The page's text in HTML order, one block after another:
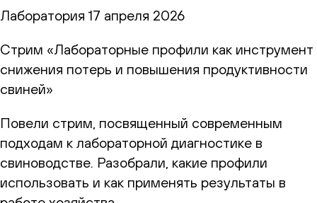
Лаборатория 17 апреля 2026
Стрим «Лабораторные профили как инструмент
снижения потерь и повышения продуктивности
свиней»
Повели стрим, посвященный современным
подходам к лабораторной диагностике в
свиноводстве. Разобрали, какие профили
использовать и как применять результаты в